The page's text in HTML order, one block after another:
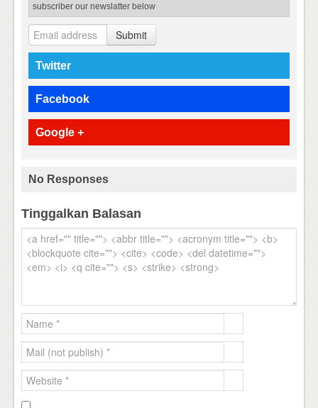
subscriber our newslatter below
Submit
Twitter
Facebook
Google +
No Responses
Tinggalkan Balasan